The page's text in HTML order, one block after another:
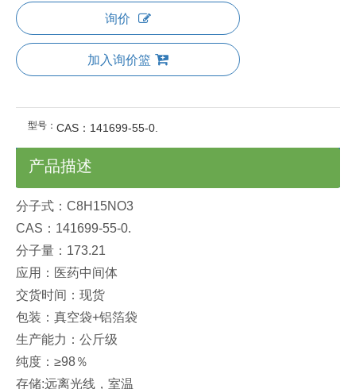
询价
加入询价篮
型号： CAS：141699-55-0.
产品描述
分子式：C8H15NO3
CAS：141699-55-0.
分子量：173.21
应用：医药中间体
交货时间：现货
包装：真空袋+铝箔袋
生产能力：公斤级
纯度：≥98％
存储:远离光线，室温